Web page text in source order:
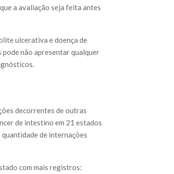
a avaliação seja feita antes
ulcerativa e doença de
pode não apresentar qualquer
decorrentes de outras
de intestino em 21 estados
de internações
com mais registros: